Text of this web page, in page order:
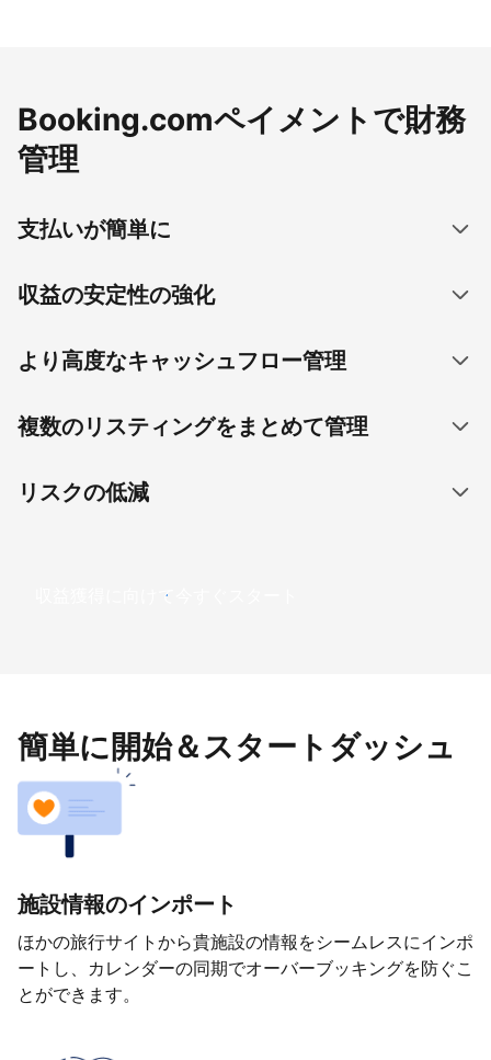
Booking.comペイメントで財務
管理
支払いが簡単に
収益の安定性の強化
より高度なキャッシュフロー管理
複数のリスティングをまとめて管理
リスクの低減
収益獲得に向けて今すぐスタート
簡単に開始＆スタートダッシュ
施設情報のインポート
ほかの旅行サイトから貴施設の情報をシームレスにインポ
ートし、カレンダーの同期でオーバーブッキングを防ぐこ
とができます。